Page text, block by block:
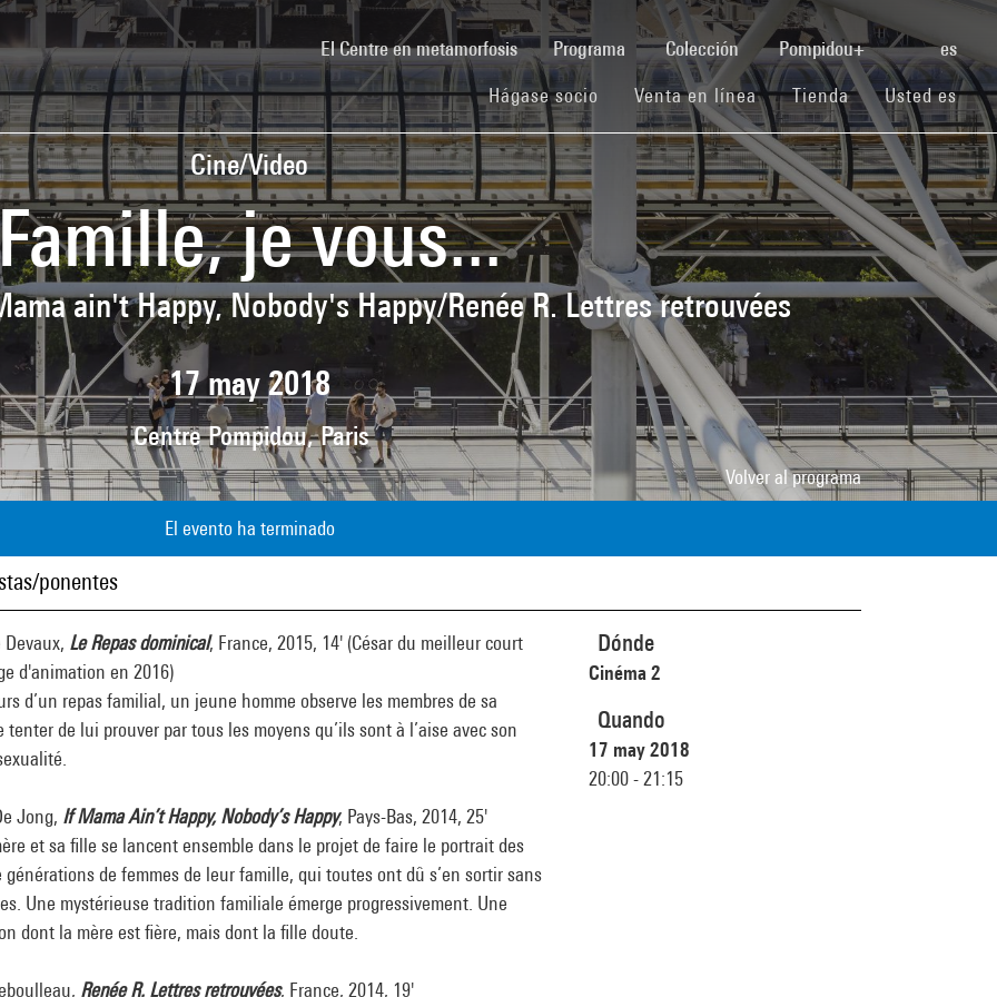
El Centre en metamorfosis(current)Programa Colección Pompidou+ es
Hágase socio (current)
Venta en línea(current)
Tienda(current)Usted es
Cine/Video
je vous...
ain't Happy, Nobody's Happy/Renée R. Lettres retrouvées
17 may 2018
Centre Pompidou, Paris
Volver al programa
El evento ha terminado
ponentes
Devaux, Le Repas dominical, France, 2015, 14' (César du meilleur court
d'animation en 2016)
d’un repas familial, un jeune homme observe les membres de sa
tenter de lui prouver par tous les moyens qu’ils sont à l’aise avec son
Jong, If Mama Ain’t Happy, Nobody’s Happy, Pays-Bas, 2014, 25'
et sa fille se lancent ensemble dans le projet de faire le portrait des
générations de femmes de leur famille, qui toutes ont dû s’en sortir sans
Une mystérieuse tradition familiale émerge progressivement. Une
dont la mère est fière, mais dont la fille doute.
Renée R. Lettres retrouvées, France, 2014, 19'
Dónde
Cinéma 2
Quando
17 may 2018
20:00 - 21:15